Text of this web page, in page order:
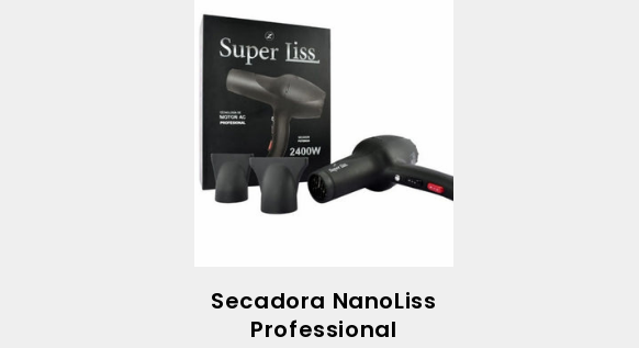
Secadora NanoLiss
Professional